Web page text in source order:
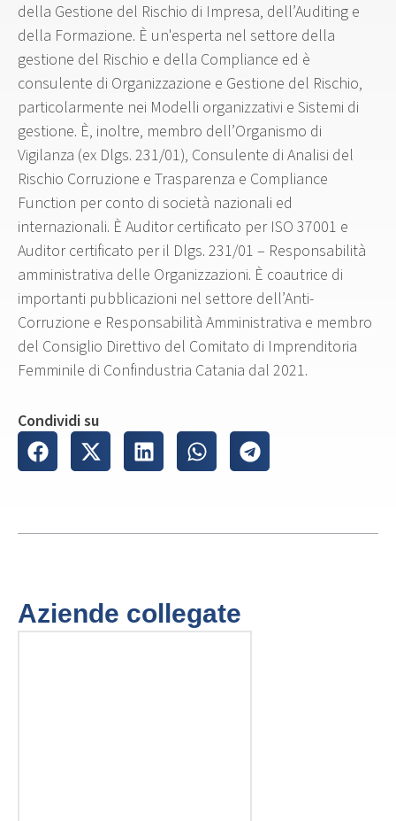
della Gestione del Rischio di Impresa, dell’Auditing e
della Formazione. È un'esperta nel settore della
gestione del Rischio e della Compliance ed è
consulente di Organizzazione e Gestione del Rischio,
particolarmente nei Modelli organizzativi e Sistemi di
gestione. È, inoltre, membro dell’Organismo di
Vigilanza (ex Dlgs. 231/01), Consulente di Analisi del
Rischio Corruzione e Trasparenza e Compliance
Function per conto di società nazionali ed
internazionali. È Auditor certificato per ISO 37001 e
Auditor certificato per il Dlgs. 231/01 – Responsabilità
amministrativa delle Organizzazioni. È coautrice di
importanti pubblicazioni nel settore dell’Anti-
Corruzione e Responsabilità Amministrativa e membro
del Consiglio Direttivo del Comitato di Imprenditoria
Femminile di Confindustria Catania dal 2021.
Condividi su
Aziende collegate